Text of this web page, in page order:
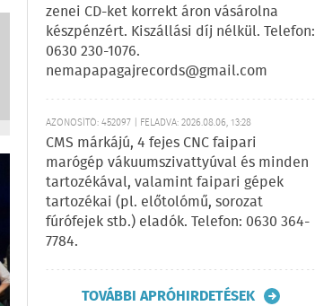
zenei CD-ket korrekt áron vásárolna
készpénzért. Kiszállási díj nélkül. Telefon:
0630 230-1076.
nemapapagajrecords@gmail.com
AZONOSÍTÓ: 452097 | FELADVA: 2026.08.06, 13:28
CMS márkájú, 4 fejes CNC faipari
marógép vákuumszivattyúval és minden
tartozékával, valamint faipari gépek
tartozékai (pl. előtolómű, sorozat
fúrófejek stb.) eladók. Telefon: 0630 364-
7784.
TOVÁBBI APRÓHIRDETÉSEK